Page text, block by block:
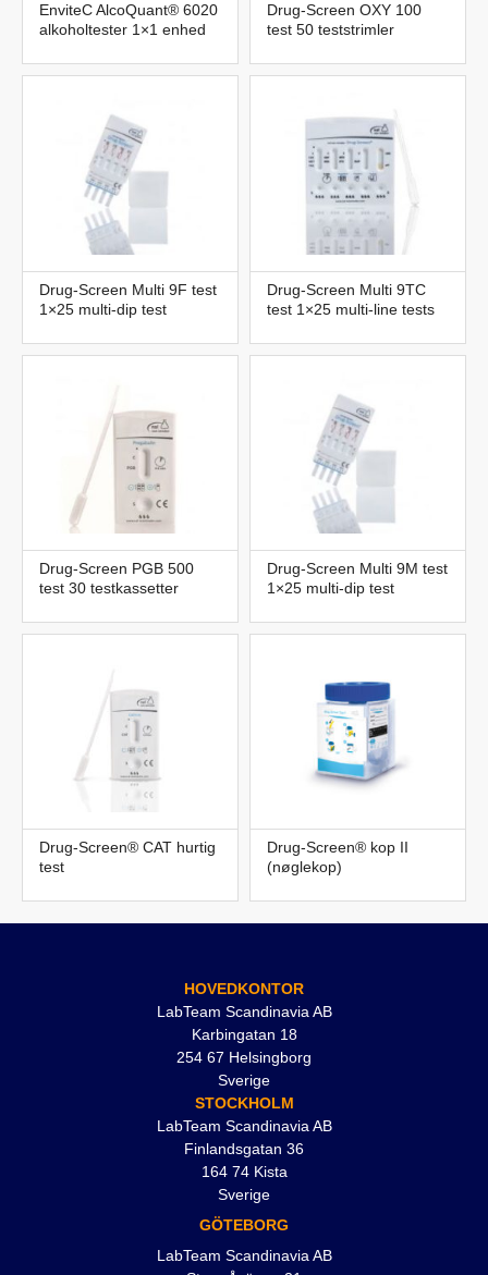
EnviteC AlcoQuant® 6020
alkoholtester 1×1 enhed
Drug-Screen OXY 100
test 50 teststrimler
Drug-Screen Multi 9F test
1×25 multi-dip test
Drug-Screen Multi 9TC
test 1×25 multi-line tests
Drug-Screen PGB 500
test 30 testkassetter
Drug-Screen Multi 9M test
1×25 multi-dip test
Drug-Screen® CAT hurtig
test
Drug-Screen® kop II
(nøglekop)
HOVEDKONTOR
LabTeam Scandinavia AB
Karbingatan 18
254 67 Helsingborg
Sverige
STOCKHOLM
LabTeam Scandinavia AB
Finlandsgatan 36
164 74 Kista
Sverige
GÖTEBORG
LabTeam Scandinavia AB